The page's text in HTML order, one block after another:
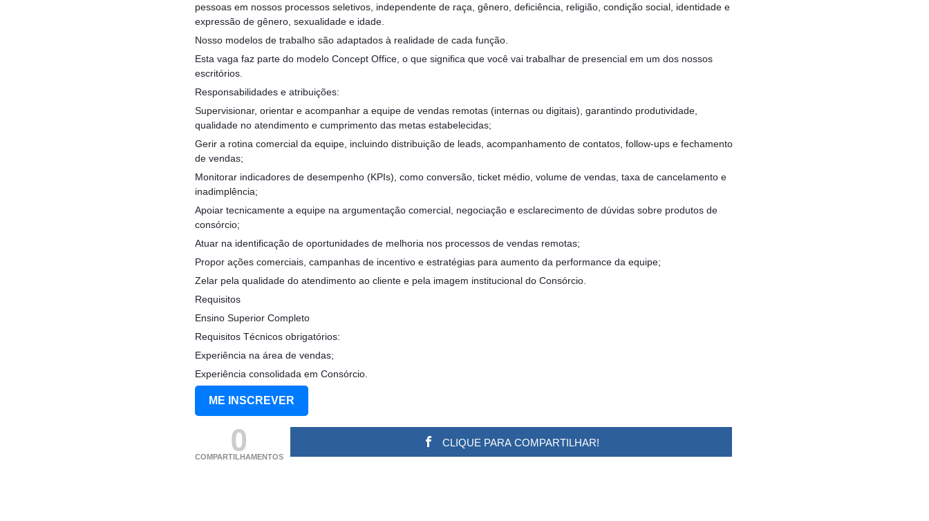
pessoas em nossos processos seletivos, independente de raça, gênero, deficiência, religião, condição social, identidade e
expressão de gênero, sexualidade e idade.
Nosso modelos de trabalho são adaptados à realidade de cada função.
Esta vaga faz parte do modelo Concept Office, o que significa que você vai trabalhar de presencial em um dos nossos
escritórios.
Responsabilidades e atribuições:
Supervisionar, orientar e acompanhar a equipe de vendas remotas (internas ou digitais), garantindo produtividade,
qualidade no atendimento e cumprimento das metas estabelecidas;
Gerir a rotina comercial da equipe, incluindo distribuição de leads, acompanhamento de contatos, follow-ups e fechamento
de vendas;
Monitorar indicadores de desempenho (KPIs), como conversão, ticket médio, volume de vendas, taxa de cancelamento e
inadimplência;
Apoiar tecnicamente a equipe na argumentação comercial, negociação e esclarecimento de dúvidas sobre produtos de
consórcio;
Atuar na identificação de oportunidades de melhoria nos processos de vendas remotas;
Propor ações comerciais, campanhas de incentivo e estratégias para aumento da performance da equipe;
Zelar pela qualidade do atendimento ao cliente e pela imagem institucional do Consórcio.
Requisitos
Ensino Superior Completo
Requisitos Técnicos obrigatórios:
Experiência na área de vendas;
Experiência consolidada em Consórcio.
ME INSCREVER
0
COMPARTILHAMENTOS
CLIQUE PARA COMPARTILHAR!